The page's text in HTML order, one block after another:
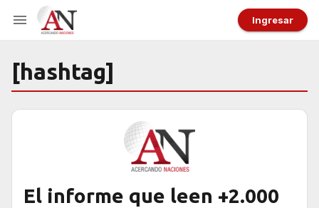
Ingresar
[hashtag]
El informe que leen +2.000